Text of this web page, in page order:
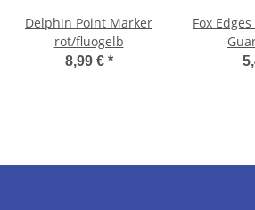
Delphin Point Marker
rot/fluogelb
8,99 € *
Fox